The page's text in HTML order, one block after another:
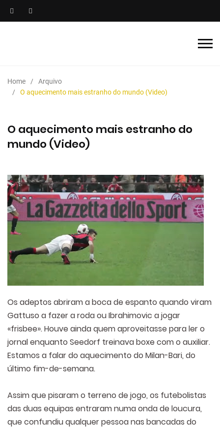
Home
Arquivo
O aquecimento mais estranho do mundo (Video)
O aquecimento mais estranho do
mundo (Video)
Os adeptos abriram a boca de espanto quando viram
Gattuso a fazer a roda ou Ibrahimovic a jogar
«frisbee». Houve ainda quem aproveitasse para ler o
jornal enquanto Seedorf treinava boxe com o auxiliar.
Estamos a falar do aquecimento do Milan-Bari, do
último fim-de-semana.
Assim que pisaram o terreno de jogo, os futebolistas
das duas equipas entraram numa onda de loucura,
que confundiu qualquer pessoa nas bancadas do